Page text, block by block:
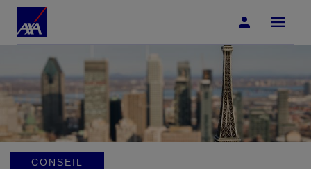
Accéder au Contenu Accéder au Pied de page
CONSEIL